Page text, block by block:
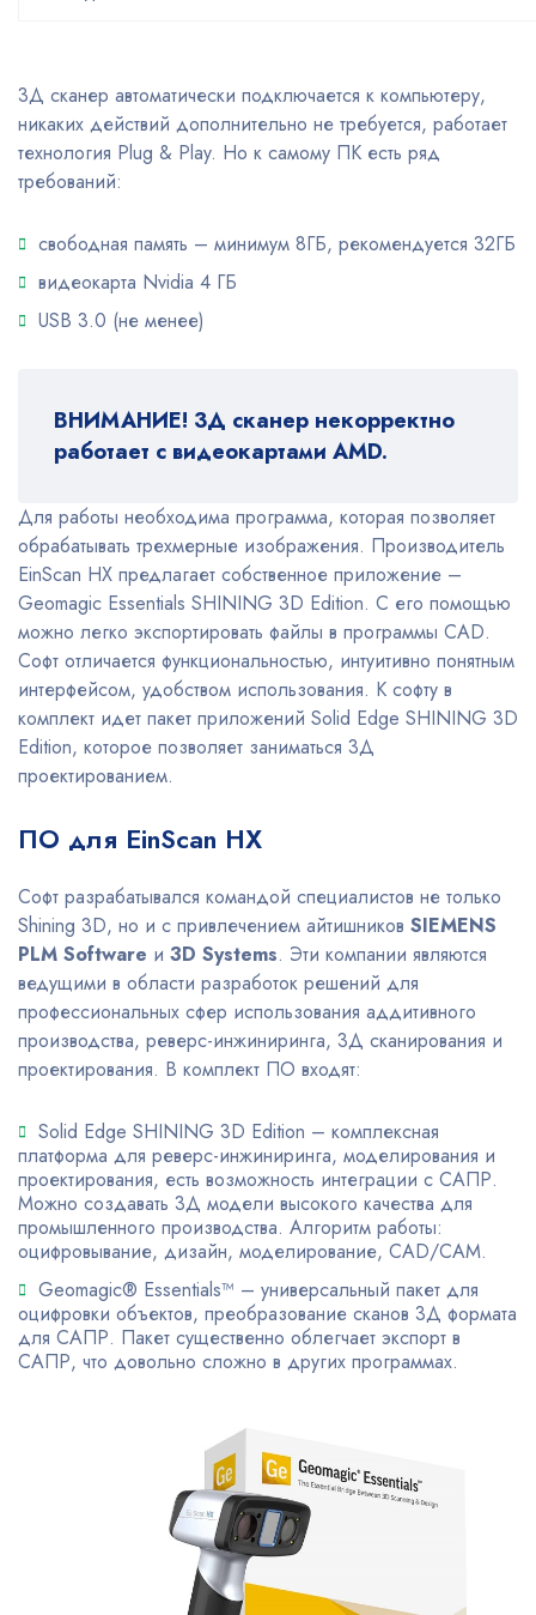
3Д сканер автоматически подключается к компьютеру,
никаких действий дополнительно не требуется, работает
технология Plug & Play. Но к самому ПК есть ряд
требований:
свободная память – минимум 8ГБ, рекомендуется 32ГБ
видеокарта Nvidia 4 ГБ
USB 3.0 (не менее)
ВНИМАНИЕ! 3Д сканер некорректно
работает с видеокартами AMD.
Для работы необходима программа, которая позволяет
обрабатывать трехмерные изображения. Производитель
EinScan HX предлагает собственное приложение –
Geomagic Essentials SHINING 3D Edition. С его помощью
можно легко экспортировать файлы в программы CAD.
Софт отличается функциональностью, интуитивно понятным
интерфейсом, удобством использования. К софту в
комплект идет пакет приложений Solid Edge SHINING 3D
Edition, которое позволяет заниматься 3Д
проектированием.
ПО для EinScan HX
Софт разрабатывался командой специалистов не только
Shining 3D, но и с привлечением айтишников SIEMENS
PLM Software и 3D Systems. Эти компании являются
ведущими в области разработок решений для
профессиональных сфер использования аддитивного
производства, реверс-инжиниринга, 3Д сканирования и
проектирования. В комплект ПО входят:
Solid Edge SHINING 3D Edition – комплексная
платформа для реверс-инжиниринга, моделирования и
проектирования, есть возможность интеграции с САПР.
Можно создавать 3Д модели высокого качества для
промышленного производства. Алгоритм работы:
оцифровывание, дизайн, моделирование, CAD/CAM.
Geomagic® Essentials™ – универсальный пакет для
оцифровки объектов, преобразование сканов 3Д формата
для САПР. Пакет существенно облегчает экспорт в
САПР, что довольно сложно в других программах.